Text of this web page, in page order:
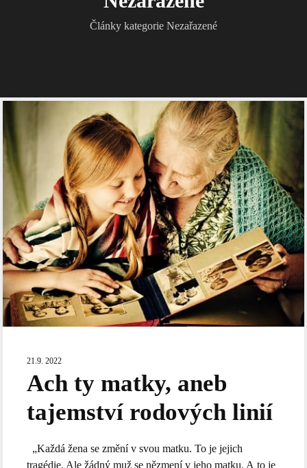
Články kategorie Nezařazené
21.9. 2022
Ach ty matky, aneb
tajemství rodových linií
„Každá žena se změní v svou matku. To je jejich
tragédie. Ale žádný muž se nězmení v jeho matku. A to je